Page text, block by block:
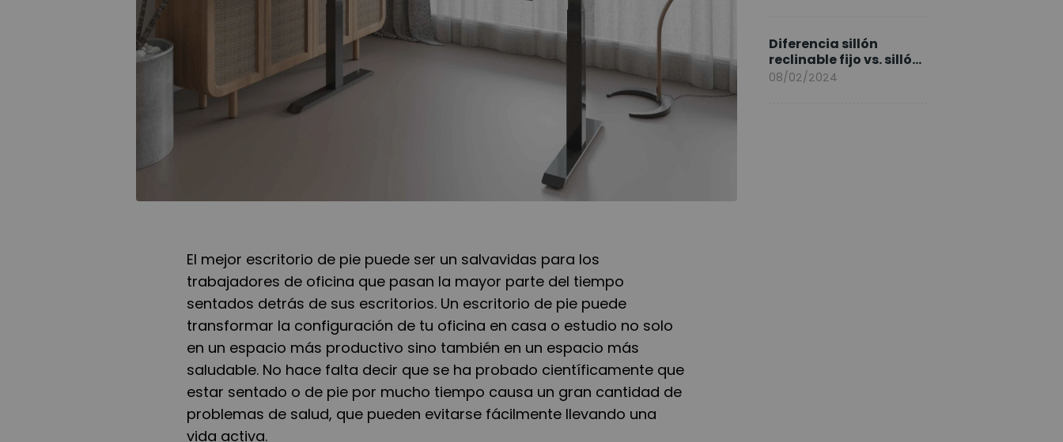
El mejor escritorio de pie puede ser un salvavidas para los
trabajadores de oficina que pasan la mayor parte del tiempo
sentados detrás de sus escritorios. Un escritorio de pie puede
transformar la configuración de tu oficina en casa o estudio no solo
en un espacio más productivo sino también en un espacio más
saludable. No hace falta decir que se ha probado científicamente que
estar sentado o de pie por mucho tiempo causa un gran cantidad de
problemas de salud, que pueden evitarse fácilmente llevando una
vida activa.
Diferencia sillón
reclinable fijo vs. sillón
elevable
08/02/2024